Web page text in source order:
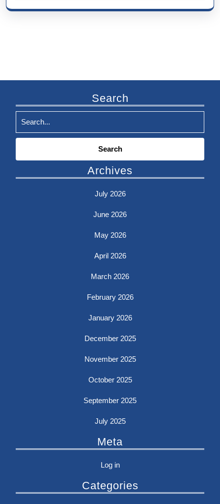
Search
Search
Archives
July 2026
June 2026
May 2026
April 2026
March 2026
February 2026
January 2026
December 2025
November 2025
October 2025
September 2025
July 2025
Meta
Log in
Categories